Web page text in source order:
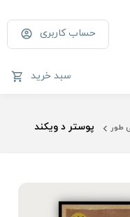
حساب کاربری
سبد خرید
طور پوستر د ویکند